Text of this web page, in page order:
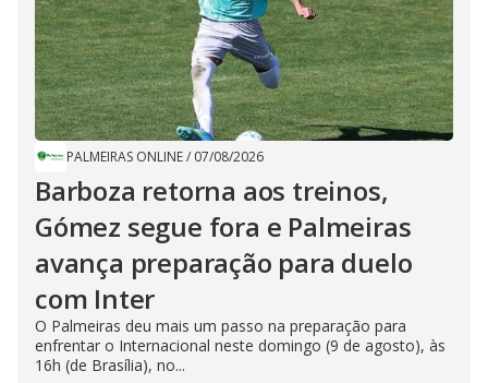
PALMEIRAS ONLINE/ 07/08/2026
Barboza retorna aos treinos,
Gómez segue fora e Palmeiras
avança preparação para duelo
com Inter
O Palmeiras deu mais um passo na preparação para
enfrentar o Internacional neste domingo (9 de agosto), às
16h (de Brasília), no...